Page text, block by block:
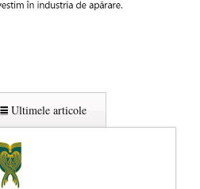
Ultimele articole